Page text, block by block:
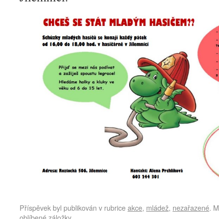
Příspěvek byl publikován v rubriceakce, mládež, nezařazené.